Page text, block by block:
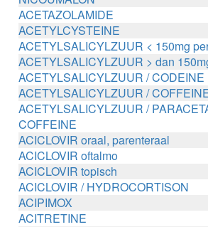
ACETAZOLAMIDE
ACETYLCYSTEINE
ACETYLSALICYLZUUR < 150mg
ACETYLSALICYLZUUR > dan
ACETYLSALICYLZUUR / CODEINE
ACETYLSALICYLZUUR /
ACETYLSALICYLZUUR /
COFFEINE
ACICLOVIR oraal, parenteraal
ACICLOVIR oftalmo
ACICLOVIR topisch
ACICLOVIR / HYDROCORTISON
ACIPIMOX
ACITRETINE